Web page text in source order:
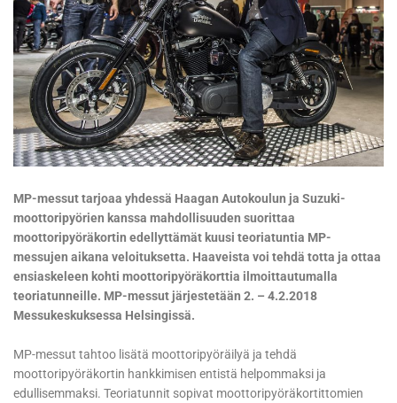
MP-messut tarjoaa yhdessä Haagan Autokoulun ja Suzuki-
moottoripyörien kanssa mahdollisuuden suorittaa
moottoripyöräkortin edellyttämät kuusi teoriatuntia MP-
messujen aikana veloituksetta. Haaveista voi tehdä totta ja ottaa
ensiaskeleen kohti moottoripyöräkorttia ilmoittautumalla
teoriatunneille. MP-messut järjestetään 2. – 4.2.2018
Messukeskuksessa Helsingissä.
MP-messut tahtoo lisätä moottoripyöräilyä ja tehdä
moottoripyöräkortin hankkimisen entistä helpommaksi ja
edullisemmaksi. Teoriatunnit sopivat moottoripyöräkortittomien